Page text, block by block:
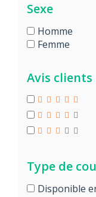
Sexe
Homme
Femme
Avis clients
Type de
Disponible